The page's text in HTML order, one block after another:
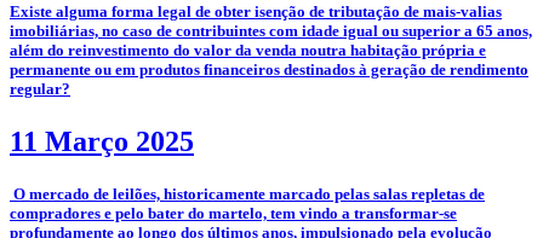
­Existe alguma forma legal de obter isenção de tributação de mais-valias
imobiliárias, no caso de contribuintes com idade igual ou superior a 65 anos,
além do reinvestimento do valor da venda noutra habitação própria e
permanente ou em produtos financeiros destinados à geração de rendimento
regular?
11 Março 2025
­­­­ O mercado de leilões, historicamente marcado pelas salas repletas de
compradores e pelo bater do martelo, tem vindo a transformar-se
profundamente ao longo dos últimos anos, impulsionado pela evolução